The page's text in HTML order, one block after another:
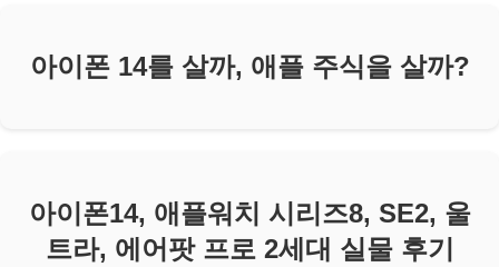
아이폰 14를 살까, 애플 주식을 살까?
아이폰14, 애플워치 시리즈8, SE2, 울
트라, 에어팟 프로 2세대 실물 후기